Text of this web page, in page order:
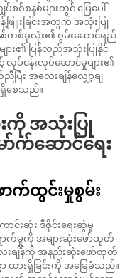
စ်စနစ်များတွင် မြေပေါ်
န့်ဖြူးခြင်းအတွက် အသုံးပြု
နစ်တစ်ခုလုံး၏ စွမ်းဆောင်ရည်
ား၏ ပြန်လည်အသုံးပြုနိုင်
ပ်ငန်းလုပ်ဆောင်မှုများ၏
ြီး အလေးချိန်လျှော့ချ
ရှိစေသည်။
းကို အသုံးပြု
က်ဆောင်ရေး
ောက်ထွင်းမှုစွမ်း
င်းဆုံး ဒီဇိုင်းရေးဆွဲမှု
ာက်မှုကို အများဆုံးဖော်ထုတ်
ေးချိန်ကို အနည်းဆုံးဖော်ထုတ်
ထားရှိခြင်းကို အခြေခံသည်။